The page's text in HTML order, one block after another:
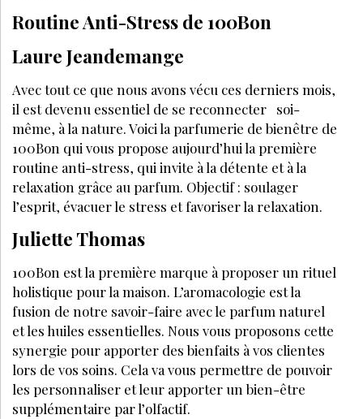
Routine Anti-Stress de 100Bon
Laure Jeandemange
Avec tout ce que nous avons vécu ces derniers mois,
il est devenu essentiel de se reconnecter soi-
même, à la nature. Voici la parfumerie de bienêtre de
100Bon qui vous propose aujourd’hui la première
routine anti-stress, qui invite à la détente et à la
relaxation grâce au parfum. Objectif : soulager
l’esprit, évacuer le stress et favoriser la relaxation.
Juliette Thomas
100Bon est la première marque à proposer un rituel
holistique pour la maison. L’aromacologie est la
fusion de notre savoir-faire avec le parfum naturel
et les huiles essentielles. Nous vous proposons cette
synergie pour apporter des bienfaits à vos clientes
lors de vos soins. Cela va vous permettre de pouvoir
les personnaliser et leur apporter un bien-être
supplémentaire par l’olfactif.